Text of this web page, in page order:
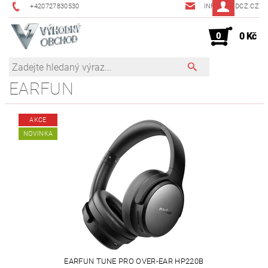
+420727830530 INFO@JMDCZ.CZ
0 0 Kč
EARFUN
AKCE
NOVINKA
EARFUN TUNE PRO OVER-EAR HP220B